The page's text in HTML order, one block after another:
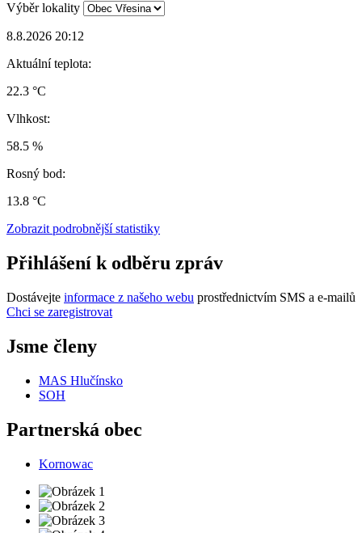
Výběr lokality
8.8.2026 20:12
Aktuální teplota:
22.3 °C
Vlhkost:
58.5 %
Rosný bod:
13.8 °C
Zobrazit podrobnější statistiky
Přihlášení k odběru zpráv
Dostávejte informace z našeho webu prostřednictvím SMS a e-mailů
Chci se zaregistrovat
Jsme členy
MAS Hlučínsko
SOH
Partnerská obec
Kornowac